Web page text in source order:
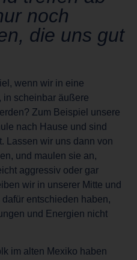
noch
die uns gut
wenn wir in eine
in scheinbar äußere
Zum Beispiel unsere
nach Hause und sind
Lassen wir uns dann von
und maulen sie an,
aggressiv oder gar
wir in unserer Mitte und
entschieden haben,
und Energien nicht
im alten Mexiko haben